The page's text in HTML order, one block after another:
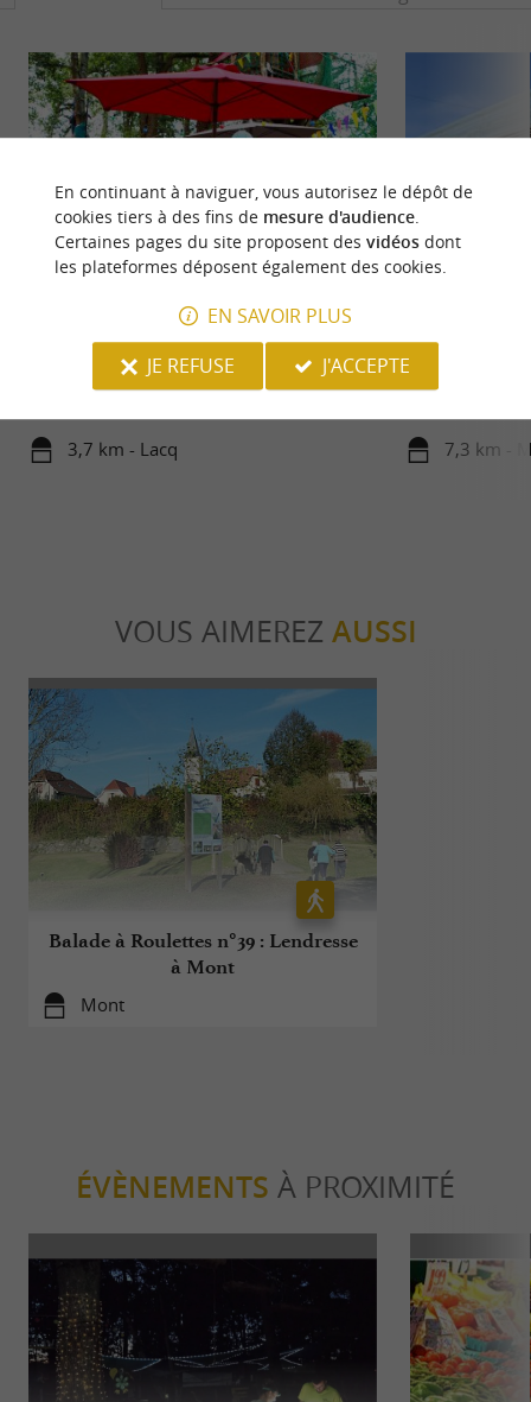
plus branché pour tous les accros de sensations
3,7 km - Lacq
et de contrastes,
7,3 km -
VOUS AIMEREZ AUSSI
Balade à Roulettes n°39 : Lendresse
à Mont
Mont
ÉVÈNEMENTS À PROXIMITÉ
En continuant à naviguer, vous autorisez le dépôt de
cookies tiers à des fins de mesure d'audience.
Certaines pages du site proposent des vidéosdont
les plateformes déposent également des cookies.
EN SAVOIR PLUS
JE REFUSE
J'ACCEPTE